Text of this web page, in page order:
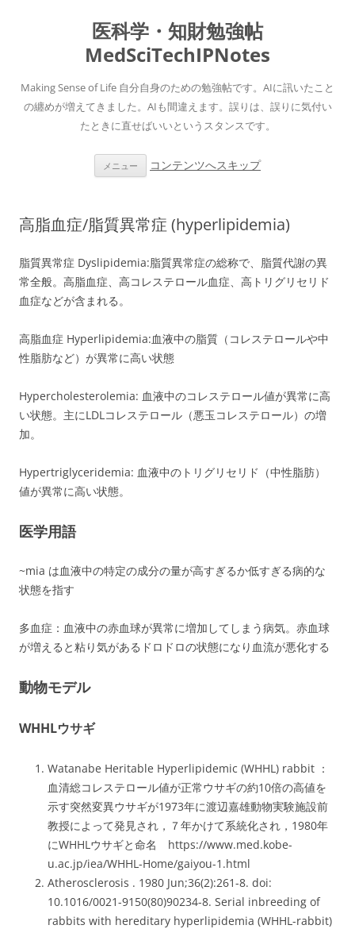
医科学・知財勉強帖
MedSciTechIPNotes
Making Sense of Life 自分自身のための勉強帖です。AIに訊いたこと
の纏めが増えてきました。AIも間違えます。誤りは、誤りに気付い
たときに直せばいいというスタンスです。
メニュー コンテンツへスキップ
高脂血症/脂質異常症 (hyperlipidemia)
脂質異常症 Dyslipidemia:脂質異常症の総称で、脂質代謝の異
常全般。高脂血症、高コレステロール血症、高トリグリセリド
血症などが含まれる。
高脂血症 Hyperlipidemia:血液中の脂質（コレステロールや中
性脂肪など）が異常に高い状態
Hypercholesterolemia: 血液中のコレステロール値が異常に高
い状態。主にLDLコレステロール（悪玉コレステロール）の増
加。
Hypertriglyceridemia: 血液中のトリグリセリド（中性脂肪）
値が異常に高い状態。
医学用語
~mia は血液中の特定の成分の量が高すぎるか低すぎる病的な
状態を指す
多血症：血液中の赤血球が異常に増加してしまう病気。赤血球
が増えると粘り気があるドロドロの状態になり血流が悪化する
動物モデル
WHHLウサギ
Watanabe Heritable Hyperlipidemic (WHHL) rabbit ：
血清総コレステロール値が正常ウサギの約10倍の高値を
示す突然変異ウサギが1973年に渡辺嘉雄動物実験施設前
教授によって発見され，７年かけて系統化され，1980年
にWHHLウサギと命名 https://www.med.kobe-
u.ac.jp/iea/WHHL-Home/gaiyou-1.html
Atherosclerosis . 1980 Jun;36(2):261-8. doi:
10.1016/0021-9150(80)90234-8. Serial inbreeding of
rabbits with hereditary hyperlipidemia (WHHL-rabbit)